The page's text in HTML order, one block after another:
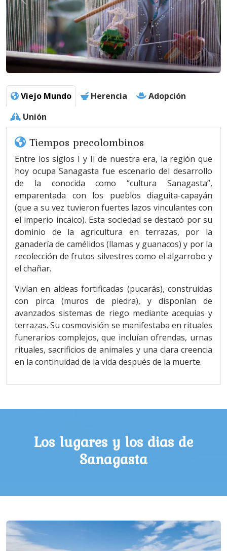
Viejo Mundo Herencia
Adopción
Unión
Tiempos precolombinos
Entre los siglos I y II de nuestra era, la región que
hoy ocupa Sanagasta fue escenario del desarrollo
de la conocida como “cultura Sanagasta”,
emparentada con los pueblos diaguita-capayán
(que a su vez tuvieron fuertes lazos vinculantes con
el imperio incaico). Esta sociedad se destacó por su
dominio de la agricultura en terrazas, por la
ganadería de camélidos (llamas y guanacos) y por la
recolección de frutos silvestres como el algarrobo y
el chañar.
Vivían en aldeas fortificadas (pucarás), construidas
con pirca (muros de piedra), y disponían de
avanzados sistemas de riego mediante acequias y
terrazas. Su cosmovisión se manifestaba en rituales
funerarios complejos, que incluían ofrendas, urnas
rituales, sacrificios de animales y una clara creencia
en la continuidad de la vida después de la muerte.
Los lugares y los dias de
Sanagasta